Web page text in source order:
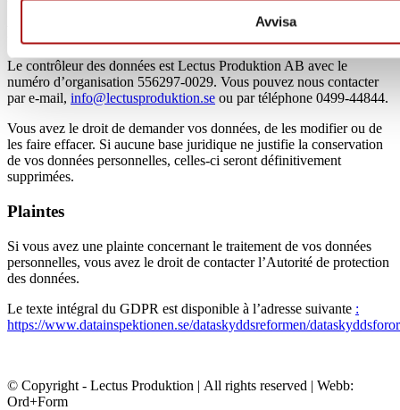
Avvisa
Le contrôleur des données est Lectus Produktion AB avec le
numéro d’organisation 556297-0029. Vous pouvez nous contacter
par e-mail, info@lectusproduktion.se ou par téléphone 0499-44844.
Vous avez le droit de demander vos données, de les modifier ou de
les faire effacer. Si aucune base juridique ne justifie la conservation
de vos données personnelles, celles-ci seront définitivement
supprimées.
Plaintes
Si vous avez une plainte concernant le traitement de vos données
personnelles, vous avez le droit de contacter l’Autorité de protection
des données.
Le texte intégral du GDPR est disponible à l’adresse suivante :
https://www.datainspektionen.se/dataskyddsreformen/
© Copyright - Lectus Produktion | All rights reserved | Webb:
Ord+Form